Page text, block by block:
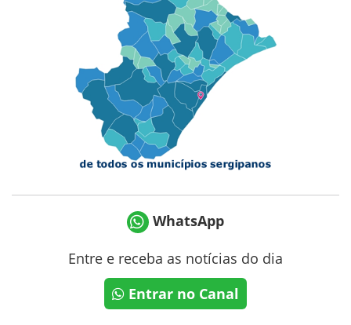
WhatsApp
Entre e receba as notícias do dia
Entrar no Canal